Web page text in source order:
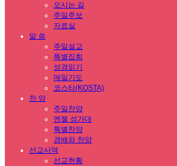
오시는 길
주일주보
자료실
말 씀
주일설교
특별집회
성경읽기
매일기도
코스타(KOSTA)
찬 양
주일찬양
엔젤 성가대
특별찬양
경배와 찬양
선교사역
선교현황